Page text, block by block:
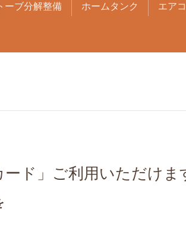
ーブ分解整備 ホームタンク エア
ード」ご利用いただけま